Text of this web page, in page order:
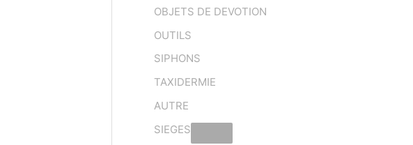
OBJETS DE DEVOTION
OUTILS
SIPHONS
TAXIDERMIE
AUTRE
SIEGES